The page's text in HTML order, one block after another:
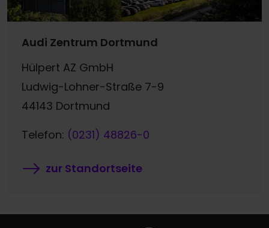
Audi Zentrum Dortmund
Hülpert AZ GmbH
Ludwig-Lohner-Straße 7-9
44143 Dortmund
Telefon: (0231) 48826-0
zur Standortseite